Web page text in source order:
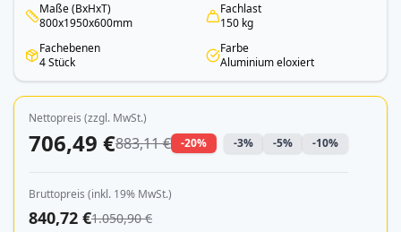
Maße (BxHxT)
800x1950x600mm
Fachlast
150 kg
Fachebenen
4 Stück
Farbe
Aluminium eloxiert
Nettopreis (zzgl. MwSt.)
706,49 €883,11 € -20% -3% -5% -10%
Bruttopreis (inkl. 19% MwSt.)
840,72 €1.050,90 €